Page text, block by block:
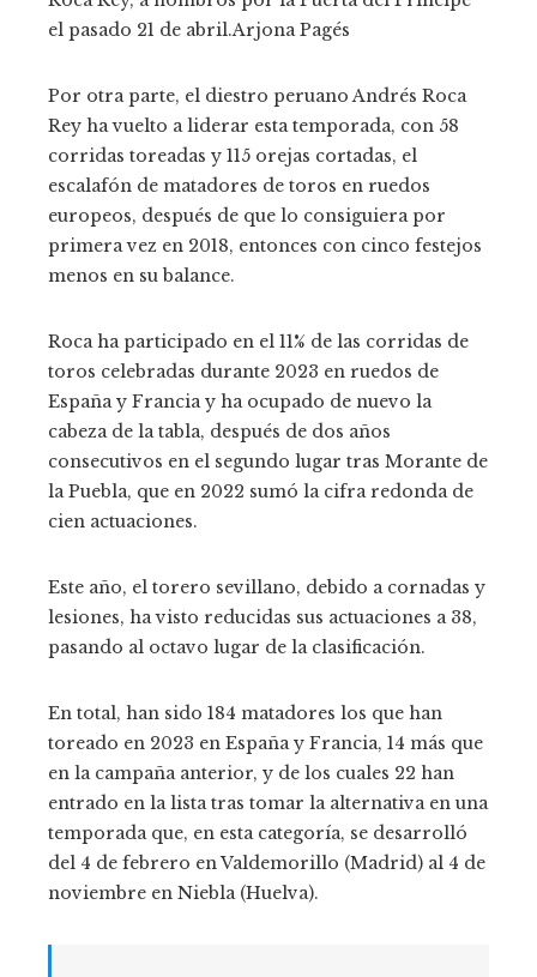
el pasado 21 de abril.Arjona Pagés
Por otra parte, el diestro peruano Andrés Roca
Rey ha vuelto a liderar esta temporada, con 58
corridas toreadas y 115 orejas cortadas, el
escalafón de matadores de toros en ruedos
europeos, después de que lo consiguiera por
primera vez en 2018, entonces con cinco festejos
menos en su balance.
Roca ha participado en el 11% de las corridas de
toros celebradas durante 2023 en ruedos de
España y Francia y ha ocupado de nuevo la
cabeza de la tabla, después de dos años
consecutivos en el segundo lugar tras Morante de
la Puebla, que en 2022 sumó la cifra redonda de
cien actuaciones.
Este año, el torero sevillano, debido a cornadas y
lesiones, ha visto reducidas sus actuaciones a 38,
pasando al octavo lugar de la clasificación.
En total, han sido 184 matadores los que han
toreado en 2023 en España y Francia, 14 más que
en la campaña anterior, y de los cuales 22 han
entrado en la lista tras tomar la alternativa en una
temporada que, en esta categoría, se desarrolló
del 4 de febrero en Valdemorillo (Madrid) al 4 de
noviembre en Niebla (Huelva).